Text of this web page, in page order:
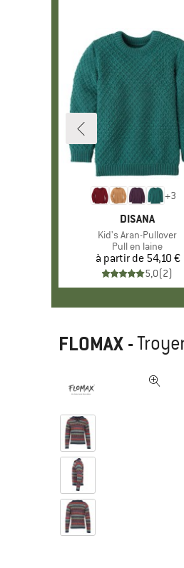
+3
MARQUE
DISANA
Article
Kid's Aran-Pullover
Product group
Pull en laine
Prix
à partir de 54,10 €
5,0(2)
FLOMAX -